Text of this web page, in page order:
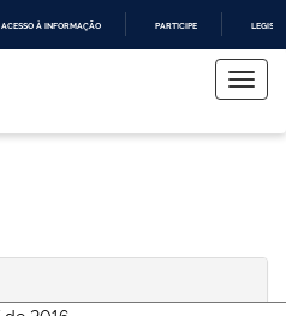
ACESSO À INFORMAÇÃO PARTICIPE